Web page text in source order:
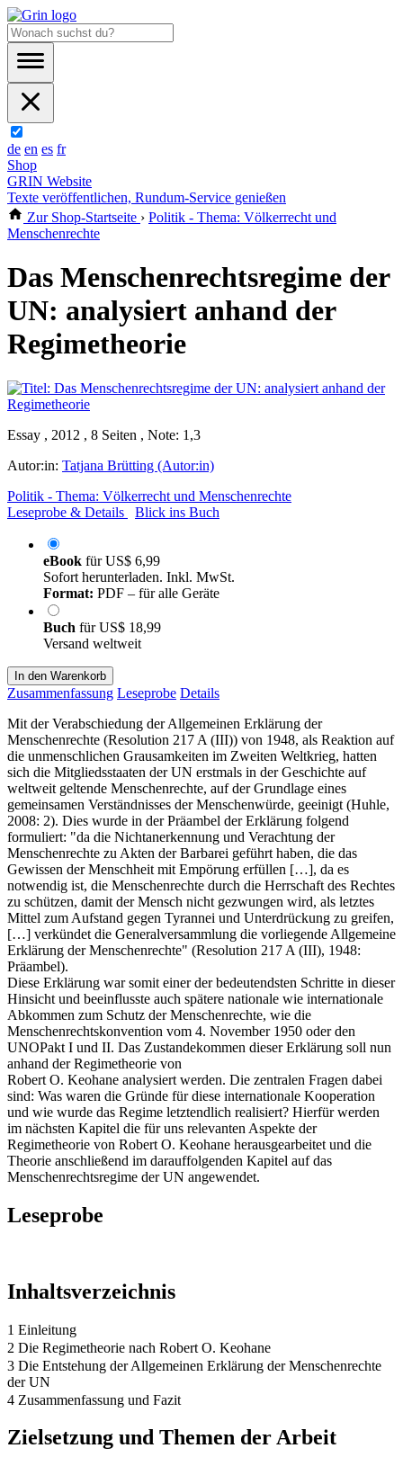
de en es fr
Shop
GRIN Website
Texte veröffentlichen, Rundum-Service genießen
Zur Shop-Startseite › Politik - Thema: Völkerrecht und
Menschenrechte
Das Menschenrechtsregime der
UN: analysiert anhand der
Regimetheorie
Essay , 2012 , 8 Seiten , Note: 1,3
Autor:in: Tatjana Brütting (Autor:in)
Politik - Thema: Völkerrecht und Menschenrechte
Leseprobe & Details
Blick ins Buch
eBook fürUS$ 6,99
Sofort herunterladen. Inkl. MwSt.
Format: PDF – für alle Geräte
Buch fürUS$ 18,99
Versand weltweit
In den Warenkorb
Zusammenfassung Leseprobe Details
Mit der Verabschiedung der Allgemeinen Erklärung der
Menschenrechte (Resolution 217 A (III)) von 1948, als Reaktion auf
die unmenschlichen Grausamkeiten im Zweiten Weltkrieg, hatten
sich die Mitgliedsstaaten der UN erstmals in der Geschichte auf
weltweit geltende Menschenrechte, auf der Grundlage eines
gemeinsamen Verständnisses der Menschenwürde, geeinigt (Huhle,
2008: 2). Dies wurde in der Präambel der Erklärung folgend
formuliert: "da die Nichtanerkennung und Verachtung der
Menschenrechte zu Akten der Barbarei geführt haben, die das
Gewissen der Menschheit mit Empörung erfüllen […], da es
notwendig ist, die Menschenrechte durch die Herrschaft des Rechtes
zu schützen, damit der Mensch nicht gezwungen wird, als letztes
Mittel zum Aufstand gegen Tyrannei und Unterdrückung zu greifen,
[…] verkündet die Generalversammlung die vorliegende Allgemeine
Erklärung der Menschenrechte" (Resolution 217 A (III), 1948:
Präambel).
Diese Erklärung war somit einer der bedeutendsten Schritte in dieser
Hinsicht und beeinflusste auch spätere nationale wie internationale
Abkommen zum Schutz der Menschenrechte, wie die
Menschenrechtskonvention vom 4. November 1950 oder den
UNOPakt I und II. Das Zustandekommen dieser Erklärung soll nun
anhand der Regimetheorie von
Robert O. Keohane analysiert werden. Die zentralen Fragen dabei
sind: Was waren die Gründe für diese internationale Kooperation
und wie wurde das Regime letztendlich realisiert? Hierfür werden
im nächsten Kapitel die für uns relevanten Aspekte der
Regimetheorie von Robert O. Keohane herausgearbeitet und die
Theorie anschließend im darauffolgenden Kapitel auf das
Menschenrechtsregime der UN angewendet.
Leseprobe
Inhaltsverzeichnis
1 Einleitung
2 Die Regimetheorie nach Robert O. Keohane
3 Die Entstehung der Allgemeinen Erklärung der Menschenrechte
der UN
4 Zusammenfassung und Fazit
Zielsetzung und Themen der Arbeit